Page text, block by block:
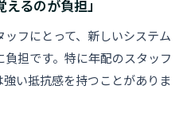
るのが負担」
フにとって、新しいシステム
担です。特に年配のスタッフ
い抵抗感を持つことがありま